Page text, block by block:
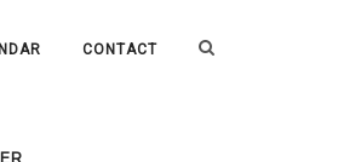
CONTACT